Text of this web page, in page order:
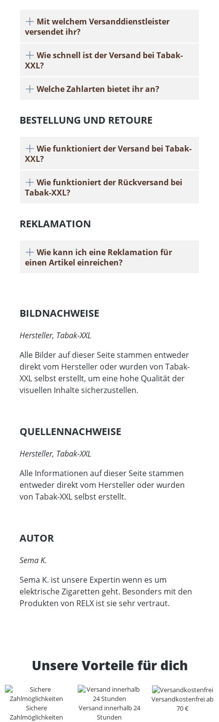
Mit welchem Versanddienstleister
versendet ihr?
Wie schnell ist der Versand bei Tabak-
XXL?
Welche Zahlarten bietet ihr an?
BESTELLUNG UND RETOURE
Wie funktioniert der Versand bei Tabak-
XXL?
Wie funktioniert der Rückversand bei
Tabak-XXL?
REKLAMATION
Wie kann ich eine Reklamation für
einen Artikel einreichen?
BILDNACHWEISE
Hersteller, Tabak-XXL
Alle Bilder auf dieser Seite stammen entweder
direkt vom Hersteller oder wurden von Tabak-
XXL selbst erstellt, um eine hohe Qualität der
visuellen Inhalte sicherzustellen.
QUELLENNACHWEISE
Hersteller, Tabak-XXL
Alle Informationen auf dieser Seite stammen
entweder direkt vom Hersteller oder wurden
von Tabak-XXL selbst erstellt.
AUTOR
Sema K.
Sema K. ist unsere Expertin wenn es um
elektrische Zigaretten geht. Besonders mit den
Produkten von RELX ist sie sehr vertraut.
Unsere Vorteile für dich
Sichere
Zahlmöglichkeiten
Versand innerhalb 24
Stunden
Versandkostenfrei ab
70 €